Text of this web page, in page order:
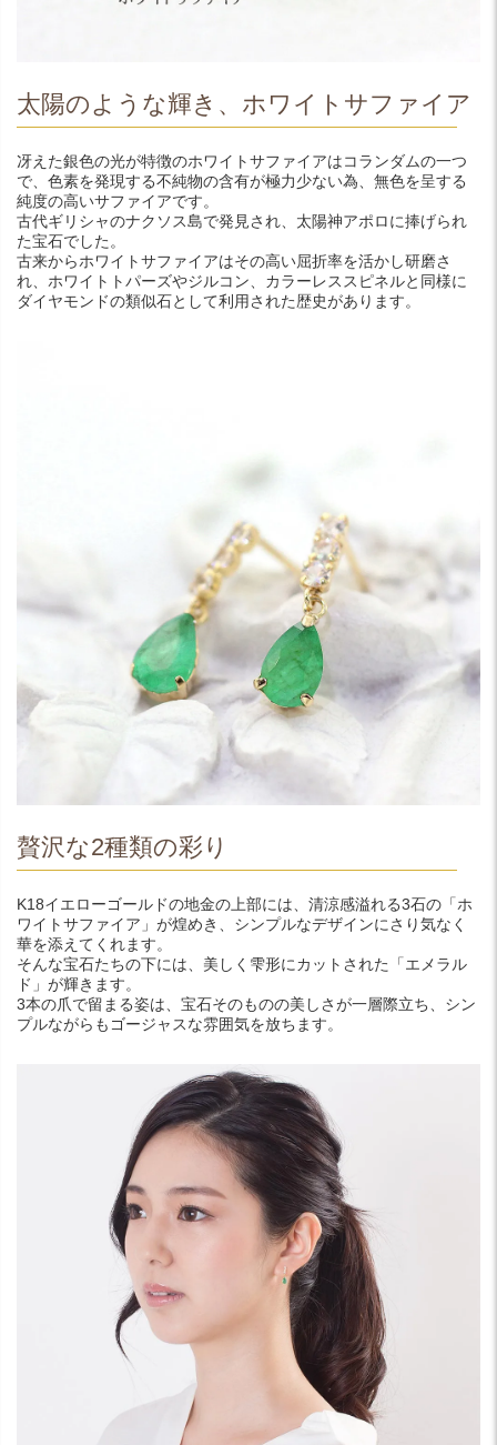
太陽のような輝き、ホワイトサファイア
冴えた銀色の光が特徴のホワイトサファイアはコランダムの一つ
で、色素を発現する不純物の含有が極力少ない為、無色を呈する
純度の高いサファイアです。
古代ギリシャのナクソス島で発見され、太陽神アポロに捧げられ
た宝石でした。
古来からホワイトサファイアはその高い屈折率を活かし研磨さ
れ、ホワイトトパーズやジルコン、カラーレススピネルと同様に
ダイヤモンドの類似石として利用された歴史があります。
贅沢な2種類の彩り
K18イエローゴールドの地金の上部には、清涼感溢れる3石の「ホ
ワイトサファイア」が煌めき、シンプルなデザインにさり気なく
華を添えてくれます。
そんな宝石たちの下には、美しく雫形にカットされた「エメラル
ド」が輝きます。
3本の爪で留まる姿は、宝石そのものの美しさが一層際立ち、シン
プルながらもゴージャスな雰囲気を放ちます。